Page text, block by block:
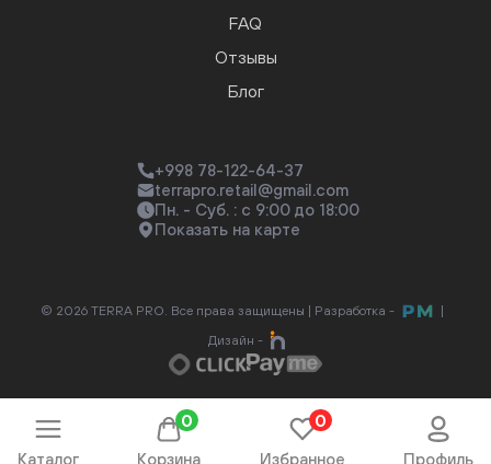
Каталог Корзина
0
Избранное
0
Профиль
FAQ
Отзывы
Блог
+998 78-122-64-37
terrapro.retail@gmail.com
Пн. - Суб. : с 9:00 до 18:00
Показать на карте
© 2026 TERRA PRO. Все права защищены | Разработка -
Дизайн -